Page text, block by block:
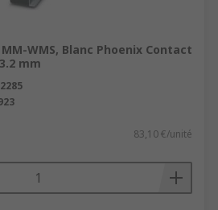
WMS, Blanc Phoenix Contact
mm
83,10 €/unité